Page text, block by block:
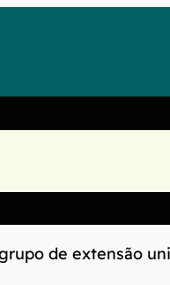
de extensão